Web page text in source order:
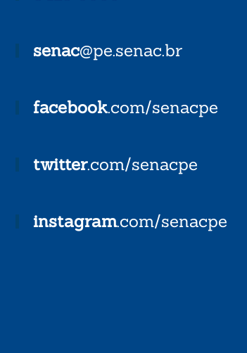
senac@pe.senac.br
facebook.com/senacpe
twitter.com/senacpe
instagram.com/senacpe